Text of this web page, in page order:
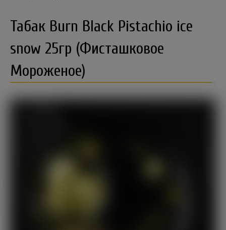
Табак Burn Black Pistachio ice
snow 25гр (Фисташковое
Мороженое)